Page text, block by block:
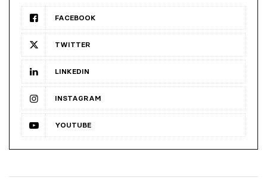
FACEBOOK
TWITTER
LINKEDIN
INSTAGRAM
YOUTUBE